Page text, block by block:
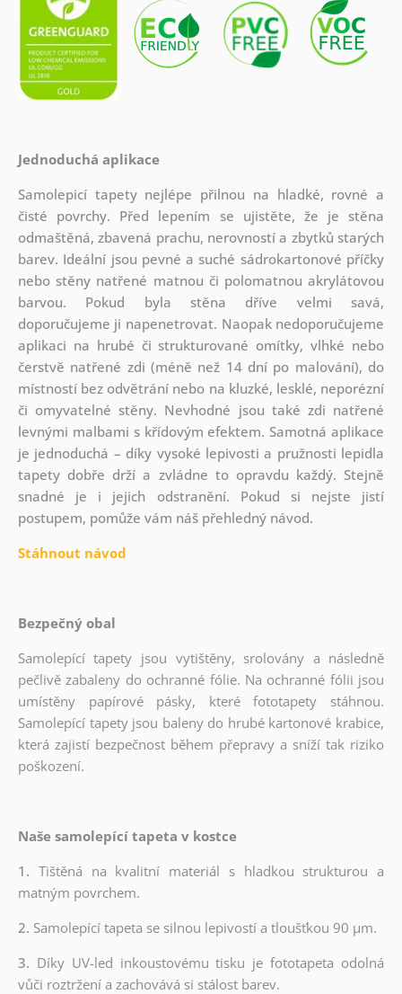
Jednoduchá aplikace
Samolepicí tapety nejlépe přilnou na hladké, rovné a
čisté povrchy. Před lepením se ujistěte, že je stěna
odmaštěná, zbavená prachu, nerovností a zbytků starých
barev. Ideální jsou pevné a suché sádrokartonové příčky
nebo stěny natřené matnou či polomatnou akrylátovou
barvou. Pokud byla stěna dříve velmi savá,
doporučujeme ji napenetrovat. Naopak nedoporučujeme
aplikaci na hrubé či strukturované omítky, vlhké nebo
čerstvě natřené zdi (méně než 14 dní po malování), do
místností bez odvětrání nebo na kluzké, lesklé, neporézní
či omyvatelné stěny. Nevhodné jsou také zdi natřené
levnými malbami s křídovým efektem. Samotná aplikace
je jednoduchá – díky vysoké lepivosti a pružnosti lepidla
tapety dobře drží a zvládne to opravdu každý. Stejně
snadné je i jejich odstranění. Pokud si nejste jistí
postupem, pomůže vám náš přehledný návod.
Stáhnout návod
Bezpečný obal
Samolepící tapety jsou vytištěny, srolovány a následně
pečlivě zabaleny do ochranné fólie. Na ochranné fólii jsou
umístěny papírové pásky, které fototapety stáhnou.
Samolepící tapety jsou baleny do hrubé kartonové krabice,
která zajistí bezpečnost během přepravy a sníží tak riziko
poškození.
Naše samolepící tapeta v kostce
1. Tištěná na kvalitní materiál s hladkou strukturou a
matným povrchem.
2. Samolepící tapeta se silnou lepivostí a tloušťkou 90 µm.
3. Díky UV-led inkoustovému tisku je fototapeta odolná
vůči roztržení a zachovává si stálost barev.